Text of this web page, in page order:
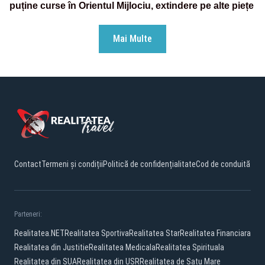
puține curse în Orientul Mijlociu, extindere pe alte piețe
Mai Multe
ContactTermeni și condițiiPolitică de confidențialitateCod de conduită
Parteneri:
Realitatea.NETRealitatea SportivaRealitatea StarRealitatea Financiara
Realitatea din JustitieRealitatea MedicalaRealitatea Spirituala
Realitatea din SUARealitatea din USRRealitatea de Satu Mare